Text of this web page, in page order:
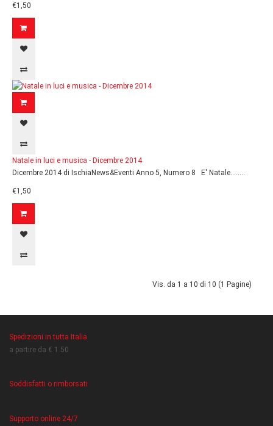
€1,50
Natale in luci e musica - Dicembre 2014
Dicembre 2014 di IschiaNews&Eventi Anno 5, Numero 8 E' Natale........
€1,50
Vis. da 1 a 10 di 10 (1 Pagine)
Spedizioni in tutta Italia
a partire da € 1.50
Soddisfatti o rimborsati
Supporto online 24/7